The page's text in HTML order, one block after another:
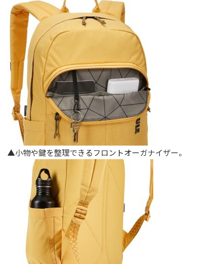
▲小物や鍵を整理できるフロントオーガナイザー。